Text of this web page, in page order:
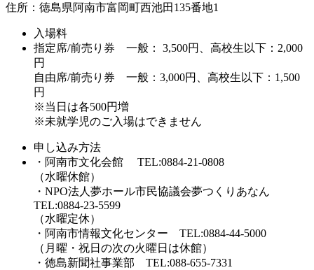
住所：徳島県阿南市富岡町西池田135番地1
入場料
指定席/前売り券 一般： 3,500円、高校生以下：2,000
円
自由席/前売り券 一般：3,000円、高校生以下：1,500
円
※当日は各500円増
※未就学児のご入場はできません
申し込み方法
・阿南市文化会館 TEL:0884-21-0808
（水曜休館）
・NPO法人夢ホール市民協議会夢つくりあなん
TEL:0884-23-5599
（水曜定休）
・阿南市情報文化センター TEL:0884-44-5000
（月曜・祝日の次の火曜日は休館）
・徳島新聞社事業部 TEL:088-655-7331